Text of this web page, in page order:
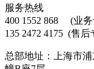
服务热线
400 1552 868
(业务
135 2472 4175 (售后
总部地址：上海市